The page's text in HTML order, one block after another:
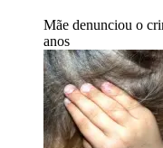
Mãe denunciou o
anos